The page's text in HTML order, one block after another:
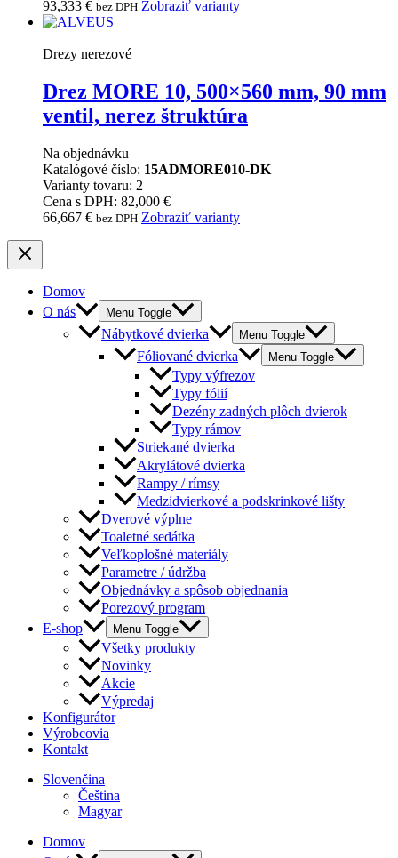
93,333 € bez DPH Zobraziť varianty
Drezy nerezové
Drez MORE 10, 500×560 mm, 90 mm
ventil, nerez štruktúra
Na objednávku
Katalógové číslo: 15ADMORE010-DK
Varianty tovaru: 2
Cena s DPH: 82,000 €
66,667 € bez DPH Zobraziť varianty
Domov
O nás
Menu Toggle
Nábytkové dvierka Menu Toggle
Fóliované dvierka Menu Toggle
Typy výfrezov
Typy fólií
Dezény zadných plôch dvierok
Typy rámov
Striekané dvierka
Akrylátové dvierka
Rampy / rímsy
Medzidvierkové a podskrinkové lišty
Dverové výplne
Toaletné sedátka
Veľkoplošné materiály
Parametre / údržba
Objednávky a spôsob objednania
Porezový program
E-shop
Menu Toggle
Všetky produkty
Novinky
Akcie
Výpredaj
Konfigurátor
Výrobcovia
Kontakt
Slovenčina
Čeština
Magyar
Domov